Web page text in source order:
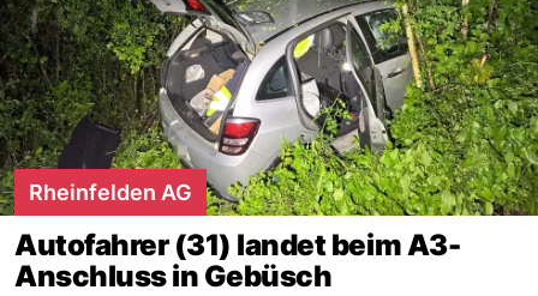
Rheinfelden AG
Autofahrer (31) landet beim A3-
Anschluss in Gebüsch